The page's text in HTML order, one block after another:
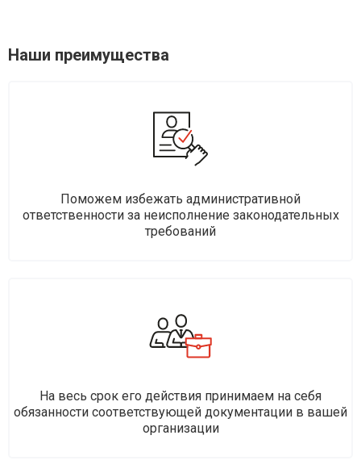
Наши преимущества
Поможем избежать административной
ответственности за неисполнение законодательных
требований
На весь срок его действия принимаем на себя
обязанности соответствующей документации в вашей
организации